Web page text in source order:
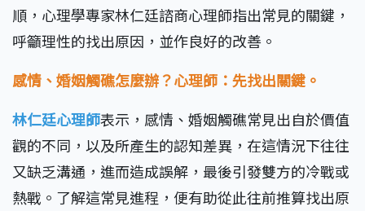
順，心理學專家林仁廷諮商心理師指出常見的關鍵，
呼籲理性的找出原因，並作良好的改善。
感情、婚姻觸礁怎麼辦？心理師：先找出關鍵。
林仁廷心理師表示，感情、婚姻觸礁常見出自於價值
觀的不同，以及所產生的認知差異，在這情況下往往
又缺乏溝通，進而造成誤解，最後引發雙方的冷戰或
熱戰。了解這常見進程，便有助從此往前推算找出原